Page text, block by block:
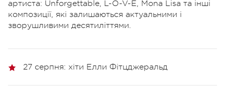
артиста: Unforgettable, L-O-V-E, Mona Lisa та інші
композиції, які залишаються актуальними і
зворушливими десятиліттями.
27 серпня: хіти Елли Фітцджеральд